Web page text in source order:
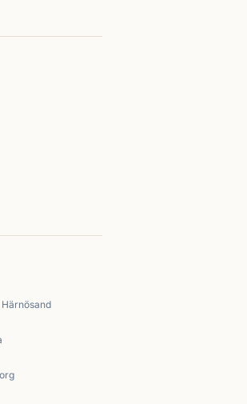
Härnösand